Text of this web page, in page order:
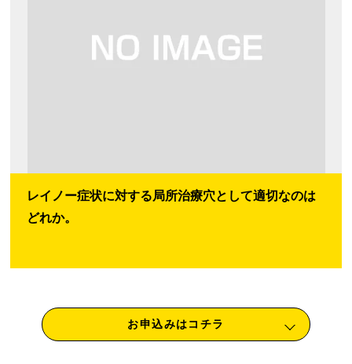
レイノー症状に対する局所治療穴として適切なのは
どれか。
お申込みはコチラ